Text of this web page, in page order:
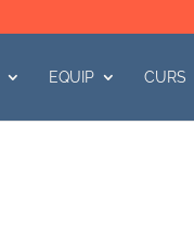
EQUIP CURS